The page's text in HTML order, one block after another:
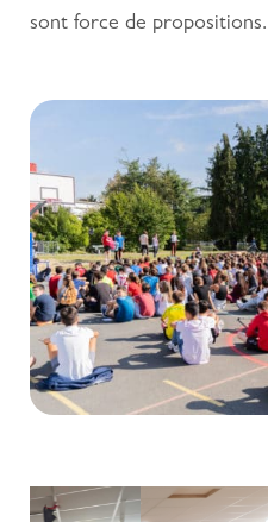
sont force de propositions.